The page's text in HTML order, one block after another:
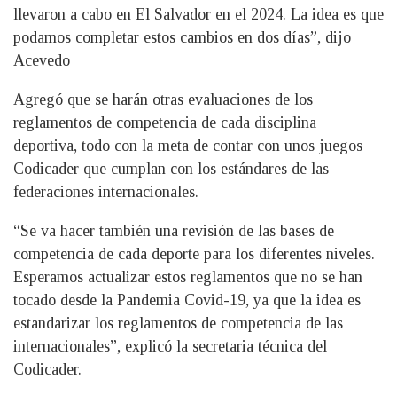
llevaron a cabo en El Salvador en el 2024. La idea es que
podamos completar estos cambios en dos días”, dijo
Acevedo
Agregó que se harán otras evaluaciones de los
reglamentos de competencia de cada disciplina
deportiva, todo con la meta de contar con unos juegos
Codicader que cumplan con los estándares de las
federaciones internacionales.
“Se va hacer también una revisión de las bases de
competencia de cada deporte para los diferentes niveles.
Esperamos actualizar estos reglamentos que no se han
tocado desde la Pandemia Covid-19, ya que la idea es
estandarizar los reglamentos de competencia de las
internacionales”, explicó la secretaria técnica del
Codicader.